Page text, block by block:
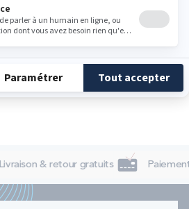
09:30 - 12:00 14:00 - 19:00
Livraison & retour gratuits